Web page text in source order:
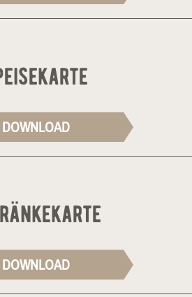
DOWNLOAD
DOWNLOAD